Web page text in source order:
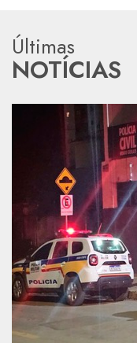
Últimas
NOTÍCIAS